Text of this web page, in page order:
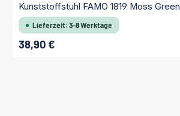
Kunststoffstuhl FAMO 1819 Moss Green
Lieferzeit: 3-8 Werktage
Regulärer Preis:
38,90 €